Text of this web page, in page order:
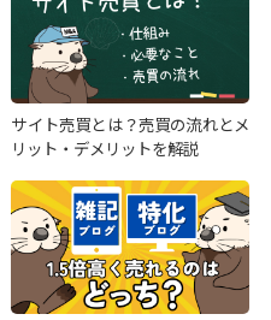
サイト売買とは？売買の流れとメ
リット・デメリットを解説